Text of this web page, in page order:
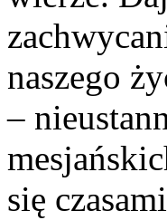
naszego
–
się